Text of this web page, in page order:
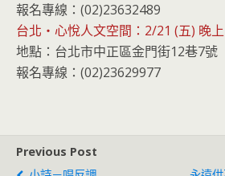
報名專線：(02)23632489
台北‧ 心悅人文空間：2/21 (五) 晚
地點：台北市中正區金門街12巷7號
報名專線：(02)23629977
Previous Post